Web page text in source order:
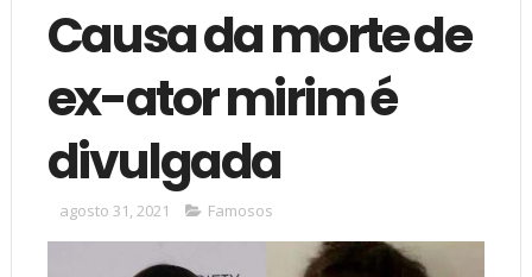
Causa da morte de
ex-ator mirim é
divulgada
agosto 31, 2021 Famosos